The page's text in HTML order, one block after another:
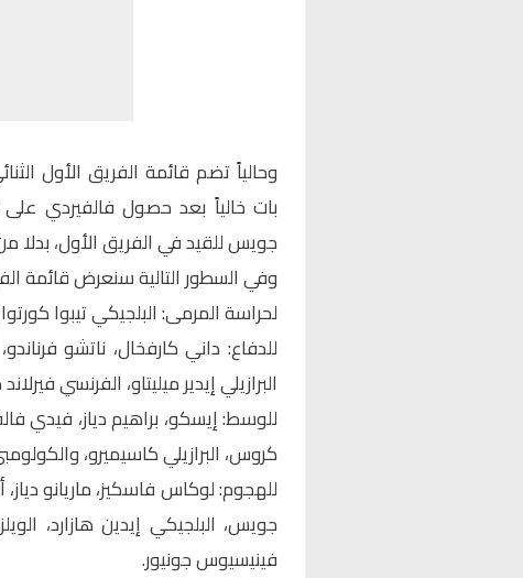
وحالياً تضم قائمة الفريق الأول
بات خالياً بعد حصول فالفيردي على
جويس للقيد في الفريق الأول، بدلا
وفي السطور التالية سنعرض قائمة
لحراسة المرمى: البلجيكي تيبوا
للدفاع: داني كارفخال، ناتشو
البرازيلي إيدير ميليتاو، الفرنسي
للوسط: إيسكو، براهيم دياز، فيدي
كروس، البرازيلي كاسيميرو،
للهجوم: لوكاس فاسكيز، ماريانو دياز،
جويس، البلجيكي إيدين هازارد،
فينيسيوس جونيور.